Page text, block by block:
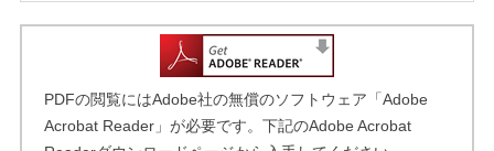
PDFの閲覧にはAdobe社の無償のソフトウェア「Adobe
Acrobat Reader」が必要です。下記のAdobe Acrobat